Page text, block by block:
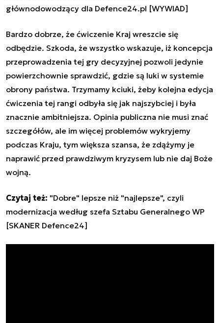
głównodowodzący dla Defence24.pl [WYWIAD]
Bardzo dobrze, że ćwiczenie Kraj wreszcie się
odbędzie. Szkoda, że wszystko wskazuje, iż koncepcja
przeprowadzenia tej gry decyzyjnej pozwoli jedynie
powierzchownie sprawdzić, gdzie są luki w systemie
obrony państwa. Trzymamy kciuki, żeby kolejna edycja
ćwiczenia tej rangi odbyła się jak najszybciej i była
znacznie ambitniejsza. Opinia publiczna nie musi znać
szczegółów, ale im więcej problemów wykryjemy
podczas Kraju, tym większa szansa, że zdążymy je
naprawić przed prawdziwym kryzysem lub nie daj Boże
wojną.
Czytaj też: "Dobre" lepsze niż "najlepsze", czyli
modernizacja według szefa Sztabu Generalnego WP
[SKANER Defence24]